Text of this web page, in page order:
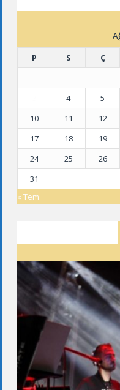
P
S Ç
4 5
10
11 12
17
18 19
24
25 26
31
« Tem